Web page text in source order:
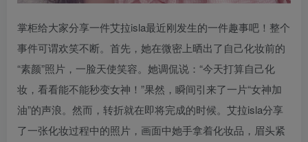
掌柜给大家分享一件艾拉isla最近刚发生的一件趣事吧！整个
事件可谓欢笑不断。首先，她在微密上晒出了自己化妆前的
“素颜”照片，一脸天使笑容。她调侃说：“今天打算自己化
妆，看看能不能秒变女神！”果然，瞬间引来了一片“女神加
油”的声浪。然而，转折就在即将完成的时候。艾拉isla分享
了一张化妆过程中的照片，画面中她手拿着化妆品，眉头紧